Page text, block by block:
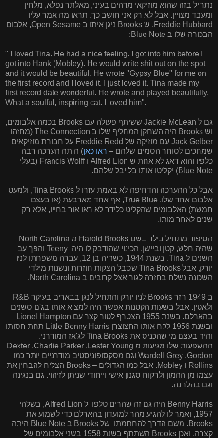
נתחיל בזה שהוא מוזיקאי מדהים בעיני, מאלתר נפלא, מלחין
ומעבד מצויין. אבל לא רק אני חושב כך. תראו מה אמר עליו
Freddie Hubbard, ש Brooks ניגן איתו ב Open Sesame, אלבום
הבכורה שלו ב Blue Note
:
"
I loved Tina. He had a nice feeling. I got into him before I
got into Hank (Mobley). He would write shit out on the spot
and it would be beautiful. He wrote "Gypsy Blue" for me on
the first record and I loved it. I just loved it. Tina made my
first record date wonderful. He wrote and played beautifully.
What a soulful, inspiring cat. I loved him."
גם ל Jackie McLean ששיתף פעולה עם Brooks בכמה אלבומים,
וש Brooks היה השחקן המחליף שלו ב The Connection (מחזהו
Jack Gelber עם מוזיקה של Freddie Redd על חבורת מוזיקאים
שמחכים לסוחר הסמים שלהם – ראו כאן) היתה הערכה רבה
כלפיו והוא דאג לא אחת ש Alfred Lion וFrancis Wolff (בעלי
Blue Note) יקליטו אותו בלייבל שלהם.
אבל כל ההערכה והדחיפה לא באמת עזרו ל Tina Brooks, ולמעט
אלבום אחד שלו, True Blue, אף אחד מארבעת (או בעצם
חמשת) האלבומים שהקליט כלידר לא ראו אור בחייו, אלא רק
שנים לאחר מותו.
הסיפור מתחיל בילד בשם Harold Brooks מ North Carolina
שהיה חלש, קטן וביישן. הכינוי שהודבק לו היה Teeny והפך עם
השנים ל Tina
. בשנת 1944, כשהיה בן 12, עברה משפחתו לניו
יורק, אבל Tina Brooks שסבל הצקות חוזרות ונשנות מילדי
השכונה נשלח בחזרה לגור אצל קרובים ב North Carolina
.
ב 1949 חזר Brooks לניו יורק והתחיל לנגן בבארים בעיקר R&B
ולאטין, אבל בשעות הקטנות אפשר היה למצוא אותו בג'ם סשנים
בהארלם. בשנת 1955 הצטרף לטור קצר עם
Lionel Hampton
ובשנת 1956 לקח אותו החצוצרן
Little Benny Harris תחת חסותו
והיה בעצם מי שהכניס את Tina Brooks לג'אז המודרני.
ההשפעות שלו מגיעות מ Lester Young
,
Charlie Parker
,
Dexter
Gordon
,
Wardell Grey וגם מסקסופוניסטים מודרניים יותר כמו
Rollins ו Mobley. אבל כמו הגדולים – Brooks הצליח להבחין את
עצמו מן ההמון ולרקוח סגנון אישי וייחודי שניתן לזיהוי. גם בנגינה
וגם בהלחנה.
Benny Harris היה גם זה שהרים טלפון ל Alfred Lion, בשלהי
1957, ואמר לו להגיע מהר למועדון בהארלם כדי לשמוע את
Brooks. משם הדרך להחתמתו של Brooks ב Blue Note היתה
קצרה. ואכן Brooks השתתף בשנת 1958 בשני אלבומים של